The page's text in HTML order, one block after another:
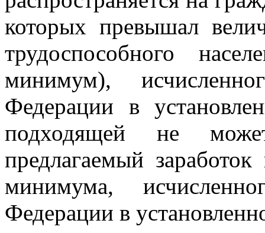
которых превышал
трудоспособного
минимум),
Федерации в
подходящей не
предлагаемый
минимума,
Федерации в